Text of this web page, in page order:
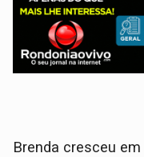
Brenda cresceu